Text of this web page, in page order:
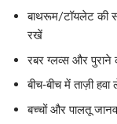
बाथरूम/टॉयलेट की
रखें
रबर ग्लव्स और
बीच‑बीच में ताज़ी
बच्चों और पालतू